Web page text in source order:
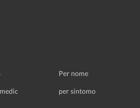
Per nome
per sintomo